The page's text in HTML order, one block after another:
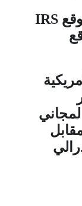
IRS